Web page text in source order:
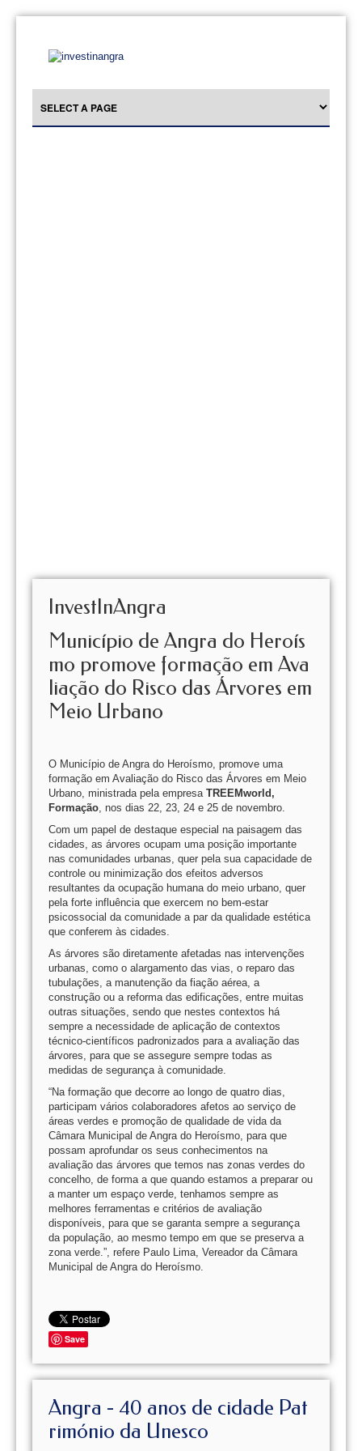
InvestInAngra
Município de Angra do Heroís
mo promove formação em Ava
liação do Risco das Árvores em
Meio Urbano
O Município de Angra do Heroísmo, promove uma
formação em Avaliação do Risco das Árvores em Meio
Urbano, ministrada pela empresa TREEMworld,
Formação, nos dias 22, 23, 24 e 25 de novembro.
Com um papel de destaque especial na paisagem das
cidades, as árvores ocupam uma posição importante
nas comunidades urbanas, quer pela sua capacidade de
controle ou minimização dos efeitos adversos
resultantes da ocupação humana do meio urbano, quer
pela forte influência que exercem no bem-estar
psicossocial da comunidade a par da qualidade estética
que conferem às cidades.
As árvores são diretamente afetadas nas intervenções
urbanas, como o alargamento das vias, o reparo das
tubulações, a manutenção da fiação aérea, a
construção ou a reforma das edificações, entre muitas
outras situações, sendo que nestes contextos há
sempre a necessidade de aplicação de contextos
técnico-científicos padronizados para a avaliação das
árvores, para que se assegure sempre todas as
medidas de segurança à comunidade.
“Na formação que decorre ao longo de quatro dias,
participam vários colaboradores afetos ao serviço de
áreas verdes e promoção de qualidade de vida da
Câmara Municipal de Angra do Heroísmo, para que
possam aprofundar os seus conhecimentos na
avaliação das árvores que temos nas zonas verdes do
concelho, de forma a que quando estamos a preparar ou
a manter um espaço verde, tenhamos sempre as
melhores ferramentas e critérios de avaliação
disponíveis, para que se garanta sempre a segurança
da população, ao mesmo tempo em que se preserva a
zona verde.”, refere Paulo Lima, Vereador da Câmara
Municipal de Angra do Heroísmo.
Save
Angra - 40 anos de cidade Pat
rimónio da Unesco